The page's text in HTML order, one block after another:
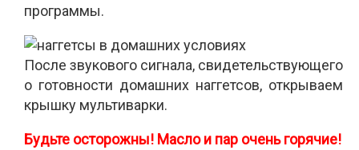
программы.
После звукового сигнала, свидетельствующего
о готовности домашних наггетсов, открываем
крышку мультиварки.
Будьте осторожны! Масло и пар очень горячие!